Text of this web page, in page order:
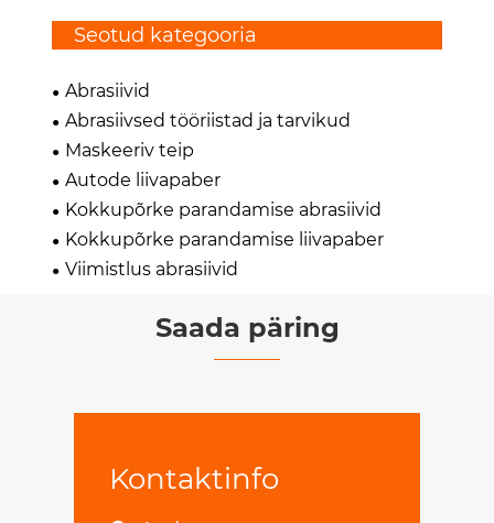
Seotud kategooria
Abrasiivid
Abrasiivsed tööriistad ja tarvikud
Maskeeriv teip
Autode liivapaber
Kokkupõrke parandamise abrasiivid
Kokkupõrke parandamise liivapaber
Viimistlus abrasiivid
Saada päring
Kontaktinfo